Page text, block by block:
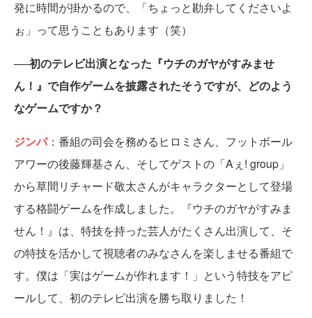
発に時間が掛かるので、「ちょっと勘弁してくださいよ
ぉ」って思うこともあります（笑）
──初のテレビ出演となった『ウチのガヤがすみませ
ん！』で自作ゲームを披露されたそうですが、どのよう
なゲームですか？
ジンバ：番組の司会を務めるヒロミさん、フットボール
アワーの後藤輝基さん、そしてゲストの「Aぇ! group」
から草間リチャード敬太さんがキャラクターとして登場
する格闘ゲームを作成しました。『ウチのガヤがすみま
せん！』は、特技を持った芸人がたくさん出演して、そ
の特技を活かして視聴者のみなさんを楽しませる番組で
す。僕は「実はゲームが作れます！」という特技をアピ
ールして、初のテレビ出演を勝ち取りました！